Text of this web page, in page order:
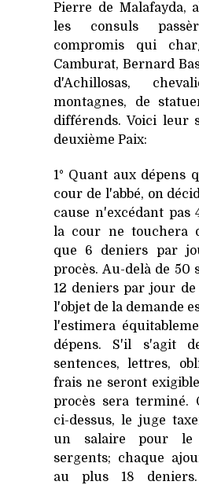
Pierre de Malafayda,
les consuls
compromis qui
Camburat, Bernard
d'Achillosas,
montagnes, de
différends. Voici leur
deuxième Paix:
1° Quant aux dépens
cour de l'abbé, on
cause n'excédant pas
la cour ne touchera
que 6 deniers par
procès. Au-delà de 50
12 deniers par jour
l'objet de la demande
l'estimera
dépens. S'il s'agit
sentences, lettres,
frais ne seront
procès sera terminé.
ci-dessus, le juge
un salaire pour
sergents; chaque
au plus 18